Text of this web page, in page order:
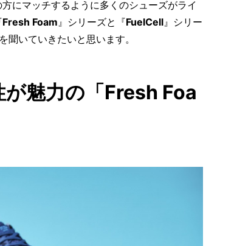
にマッチするように多くのシューズがライ
Fresh Foam 』シリーズと『FuelCell 』シリー
聞いていきたいと思います。
魅力の「Fresh Foa